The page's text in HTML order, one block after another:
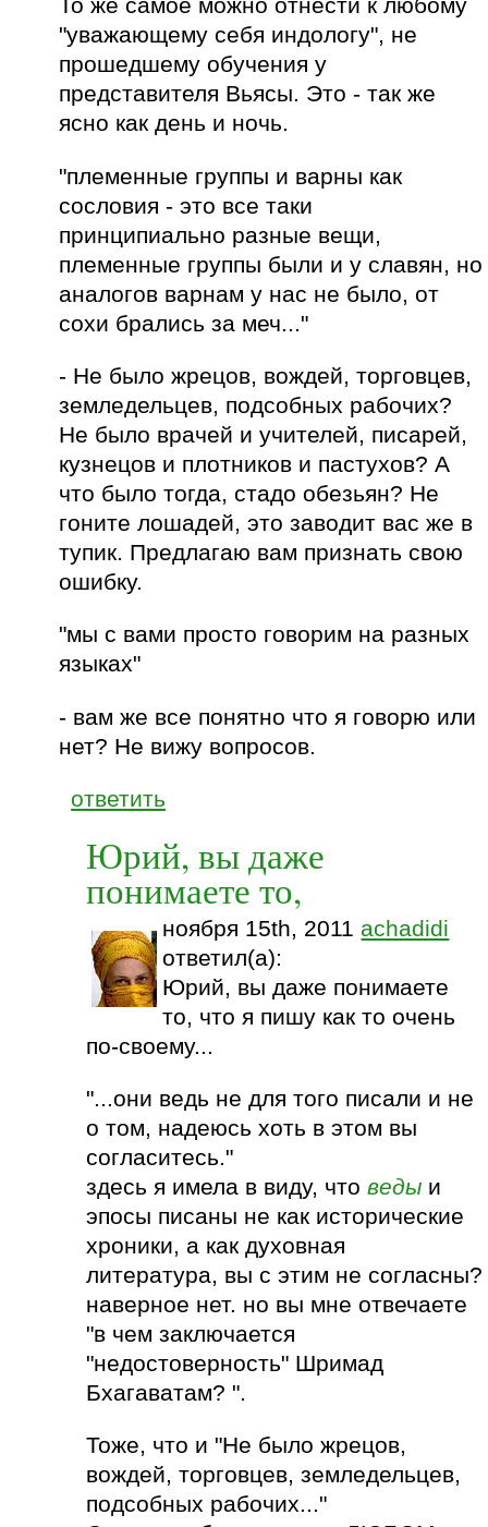
То же самое можно отнести к любому
"уважающему себя индологу", не
прошедшему обучения у
представителя Вьясы. Это - так же
ясно как день и ночь.
"племенные группы и варны как
сословия - это все таки
принципиально разные вещи,
племенные группы были и у славян, но
аналогов варнам у нас не было, от
сохи брались за меч..."
- Не было жрецов, вождей, торговцев,
земледельцев, подсобных рабочих?
Не было врачей и учителей, писарей,
кузнецов и плотников и пастухов? А
что было тогда, стадо обезьян? Не
гоните лошадей, это заводит вас же в
тупик. Предлагаю вам признать свою
ошибку.
"мы с вами просто говорим на разных
языках"
- вам же все понятно что я говорю или
нет? Не вижу вопросов.
ответить
Юрий, вы даже
понимаете то,
ноября 15th, 2011 achadidi
ответил(а):
Юрий, вы даже понимаете
то, что я пишу как то очень
по-своему...
"...они ведь не для того писали и не
о том, надеюсь хоть в этом вы
согласитесь."
здесь я имела в виду, чтоведы и
эпосы писаны не как исторические
хроники, а как духовная
литература, вы с этим не согласны?
наверное нет. но вы мне отвечаете
"в чем заключается
"недостоверность" Шримад
Бхагаватам? ".
Тоже, что и "Не было жрецов,
вождей, торговцев, земледельцев,
подсобных рабочих..."